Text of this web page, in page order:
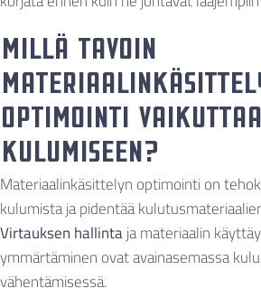
Millä tavoin
optimointi vaikuttaa
kulumiseen?
Materiaalinkäsittelyn optimointi on
kulumista ja pidentää
Virtauksen hallintaja materiaalin
ymmärtäminen ovat avainasemassa
vähentämisessä.